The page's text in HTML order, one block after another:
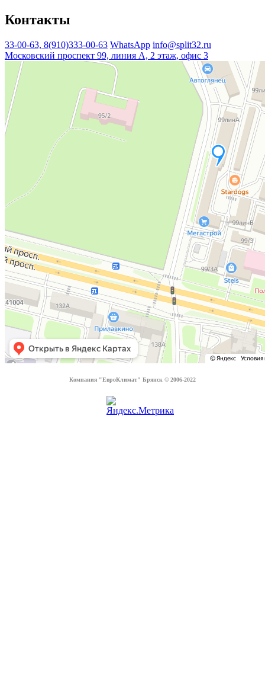
Контакты
33-00-63, 8(910)333-00-63 WhatsApp info@split32.ru
Московский проспект 99, линия А, 2 этаж, офис 3
Компания "ЕвроКлимат" Брянск © 2006-2022